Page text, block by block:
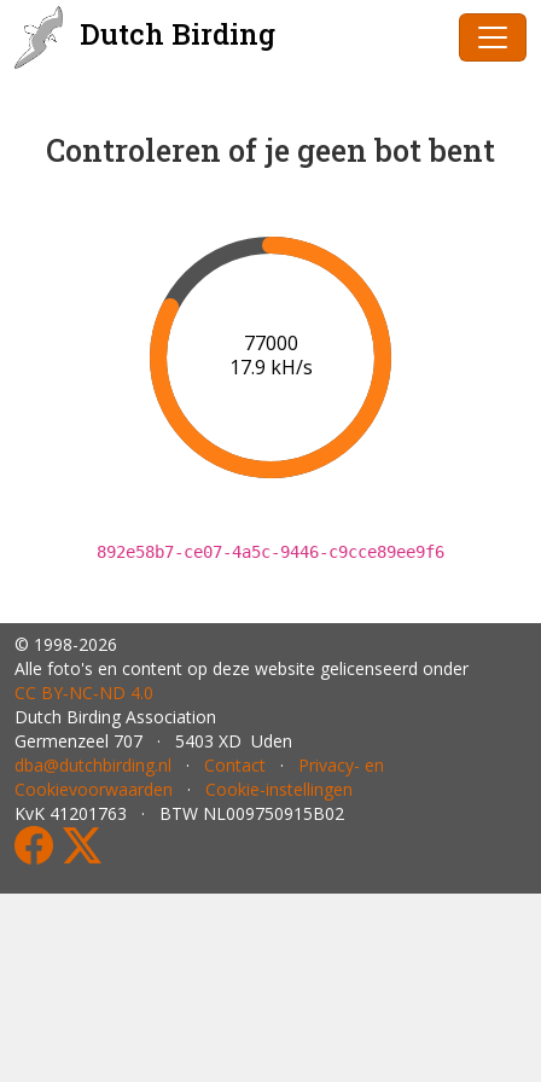
Dutch Birding
Controleren of je geen bot bent
78000
18.0 kH/s
892e58b7-ce07-4a5c-9446-c9cce89ee9f6
© 1998-2026
Alle foto's en content op deze website gelicenseerd onder
CC BY‑NC‑ND 4.0
Dutch Birding Association
Germenzeel 707 · 5403 XD Uden
dba@dutchbirding.nl · Contact · Privacy- en
Cookievoorwaarden · Cookie-instellingen
KvK 41201763 · BTW NL009750915B02